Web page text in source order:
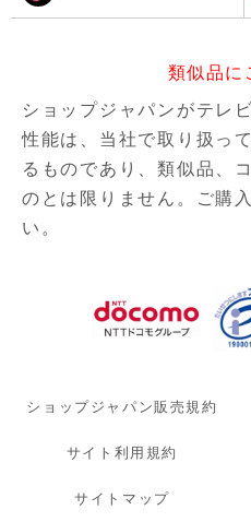
類似品に
ショップジャパンがテレ
性能は、当社で取り扱っ
るものであり、類似品、
のとは限りません。ご購
い。
ショップジャパン販売規約
サイト利用規約
サイトマップ